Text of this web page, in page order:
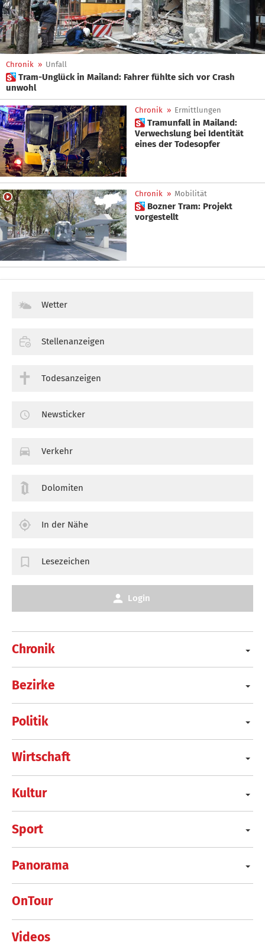
Chronik » Unfall
 Tram-Unglück in Mailand: Fahrer fühlte sich vor Crash
unwohl
Chronik » Ermittlungen
 Tramunfall in Mailand:
Verwechslung bei Identität
eines der Todesopfer
Chronik » Mobilität
 Bozner Tram: Projekt
vorgestellt
Chronik
Bezirke
Politik
Wirtschaft
Kultur
Sport
Panorama
OnTour
Videos
Wetter
Stellenanzeigen
Todesanzeigen
Newsticker
Verkehr
Dolomiten
In der Nähe
Lesezeichen
Login